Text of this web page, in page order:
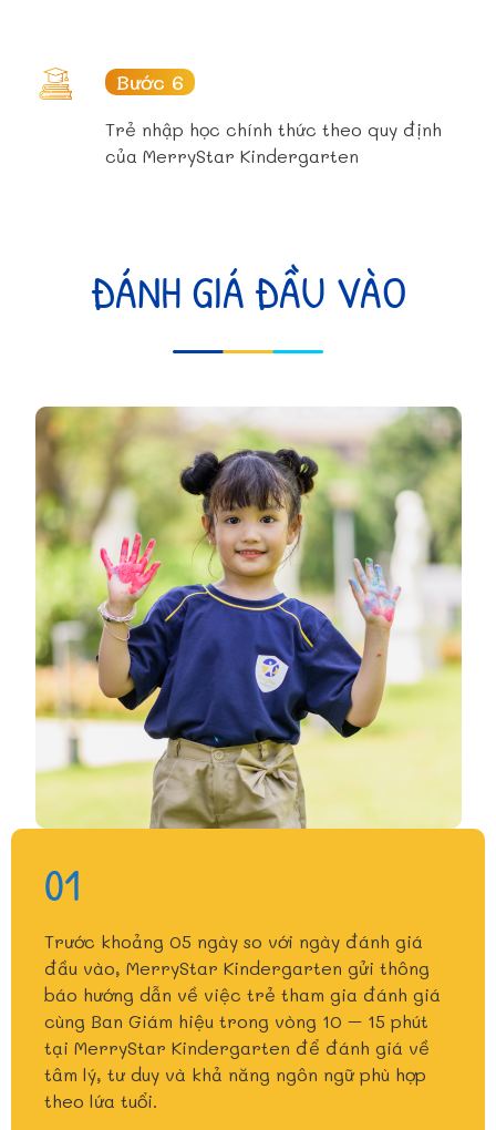
Bước 6
Trẻ nhập học chính thức theo quy định
của MerryStar Kindergarten
ĐÁNH GIÁ ĐẦU VÀO
01
Trước khoảng 05 ngày so với ngày đánh giá
đầu vào, MerryStar Kindergarten gửi thông
báo hướng dẫn về việc trẻ tham gia đánh giá
cùng Ban Giám hiệu trong vòng 10 – 15 phút
tại MerryStar Kindergarten để đánh giá về
tâm lý, tư duy và khả năng ngôn ngữ phù hợp
theo lứa tuổi.